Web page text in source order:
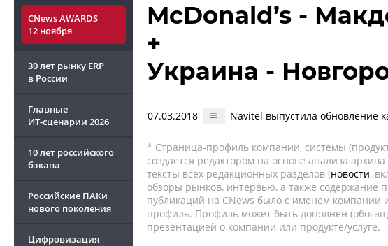
CNews AWARDS
12 ноября
30 лет рынку ERP
в России
Главные
ИТ-сценарии 2026
10 лет российского
бэкапа
Российские ПАКи
нового поколения
Цифровизация
McDonald’s -
+
Украина -
07.03.2018 Navitel выпустила обновление
* Страница-профиль компании, системы
создается редактором на основе анализа
тексты всех редакционных разделов (новости,
обзоры рынков, интервью, а также содержание
публикаций на CNews было с именем компании
профиль. Профиль может быть дополнен
презентацией о компании или продукте/услуге.